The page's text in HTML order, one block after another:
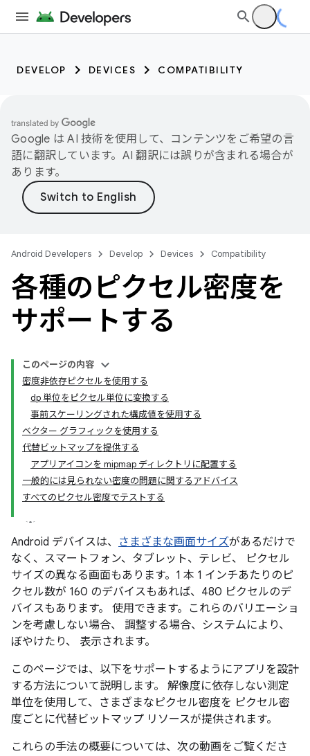
DEVELOP DEVICES COMPATIBILITY
Google は AI 技術を使用して、コンテンツをご希望の言
語に翻訳しています。AI 翻訳には誤りが含まれる場合が
あります。
Android Developers Develop Devices Compatibility
各種のピクセル密度を
サポートする
このページの内容
密度非依存ピクセルを使用する
dp 単位をピクセル単位に変換する
事前スケーリングされた構成値を使用する
ベクター グラフィックを使用する
代替ビットマップを提供する
アプリアイコンを mipmap ディレクトリに配置する
一般的には見られない密度の問題に関するアドバイス
すべてのピクセル密度でテストする
Android デバイスは、 さまざまな画面サイズがあるだけで
なく、スマートフォン、タブレット、テレビ、 ピクセル
サイズの異なる画面もあります。1 本 1 インチあたりのピ
クセル数が 160 のデバイスもあれば、480 ピクセルのデ
バイスもあります。 使用できます。これらのバリエーショ
ンを考慮しない場合、 調整する場合、システムにより、
ぼやけたり、 表示されます。
このページでは、以下をサポートするようにアプリを設計
する方法について説明します。 解像度に依存しない測定
単位を使用して、さまざまなピクセル密度を ピクセル密
度ごとに代替ビットマップ リソースが提供されます。
これらの手法の概要については、次の動画をご覧くださ